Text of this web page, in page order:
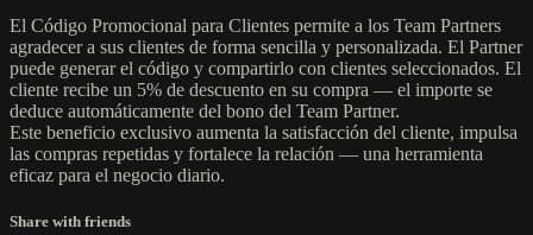
El Código Promocional para Clientes permite a los Team Partners
agradecer a sus clientes de forma sencilla y personalizada. El Partner
puede generar el código y compartirlo con clientes seleccionados. El
cliente recibe un 5% de descuento en su compra — el importe se
deduce automáticamente del bono del Team Partner.
Este beneficio exclusivo aumenta la satisfacción del cliente, impulsa
las compras repetidas y fortalece la relación — una herramienta
eficaz para el negocio diario.
Share with friends